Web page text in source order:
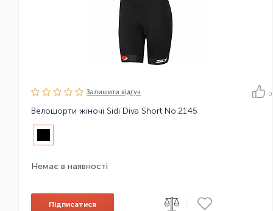
Залишити вiдгук 0
Велошорти жіночі Sidi Diva Short No.2145
Немає в наявності
Підписатися